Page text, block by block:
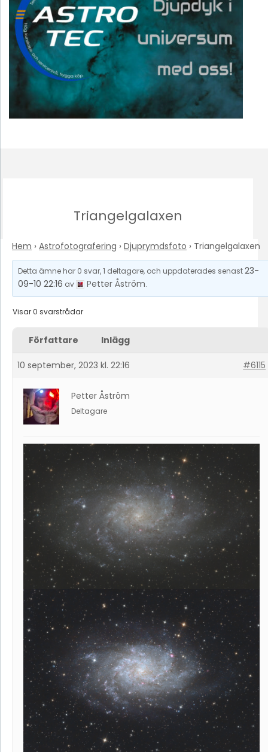
Triangelgalaxen
Hem › Astrofotografering › Djuprymdsfoto › Triangelgalaxen
Detta ämne har 0 svar, 1 deltagare, och uppdaterades senast23-
09-10 22:16 av Petter Åström.
Visar 0 svarstrådar
Författare Inlägg
10 september, 2023 kl. 22:16 #6115
Petter Åström
Deltagare